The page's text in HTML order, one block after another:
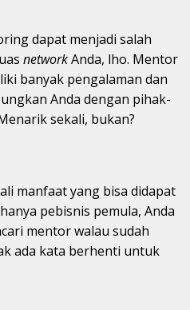
dapat menjadi salah
networkAnda, lho. Mentor
banyak pengalaman dan
Anda dengan pihak-
sekali, bukan?
manfaat yang bisa didapat
pebisnis pemula, Anda
mentor walau sudah
ada kata berhenti untuk